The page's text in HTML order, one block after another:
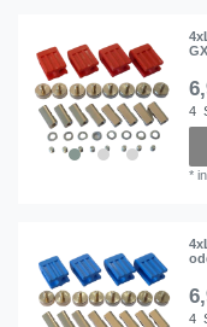
4
*
4